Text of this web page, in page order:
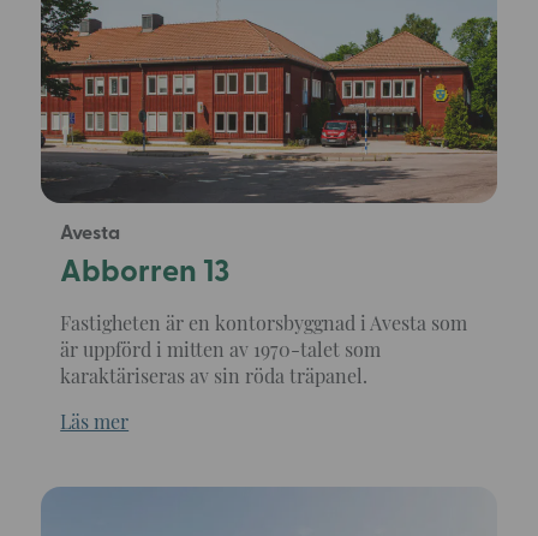
Avesta
Abborren 13
Fastigheten är en kontorsbyggnad i Avesta som
är uppförd i mitten av 1970-talet som
karaktäriseras av sin röda träpanel.
Läs mer